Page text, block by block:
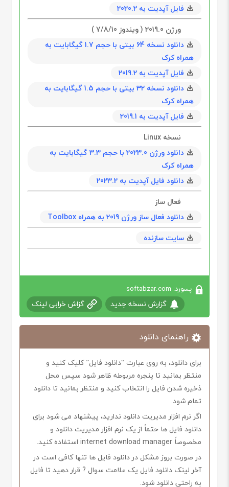
فایل آپدیت به 2020.2
ورژن 2019.0 ( ویندوز 7/8/10 )
دانلود نسخه 64 بیتی با حجم 1.7 گیگابايت به
همراه کرک
فایل آپدیت به 2019.2
دانلود نسخه 32 بیتی با حجم 1.5 گیگابايت به
همراه کرک
فایل آپدیت به 2019.1
نسخه Linux
دانلود ورژن 2023.0 با حجم 3.3 گیگابایت به
همراه کرک
دانلود فایل آپدیت به 2023.2
فعال ساز
دانلود فعال ساز ورژن 2019 به همراه Toolbox
سایت سازنده
پسورد: softabzar.com
گزارش نسخه جدید گزاش خرابی لینک
راهنمای دانلود
برای دانلود، به روی عبارت “دانلود فایل” کلیک کنید و
منتظر بمانید تا پنجره مربوطه ظاهر شود سپس محل
ذخیره شدن فایل را انتخاب کنید و منتظر بمانید تا دانلود
تمام شود.
اگر نرم افزار مدیریت دانلود ندارید، پیشنهاد می شود برای
دانلود فایل ها حتماً از یک نرم افزار مدیریت دانلود و
مخصوصاً internet download manager استفاده کنید.
در صورت بروز مشکل در دانلود فایل ها تنها کافی است در
آخر لینک دانلود فایل یک علامت سوال ? قرار دهید تا فایل
به راحتی دانلود شود.